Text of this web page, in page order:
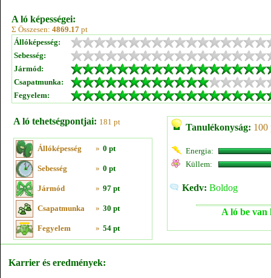
A ló képességei:
Σ Összesen: 4869.17 pt
Állóképesség:
Sebesség:
Jármód:
Csapatmunka:
Fegyelem:
A ló tehetségpontjai: 181 pt
Állóképesség » 0 pt
Sebesség » 0 pt
Jármód » 97 pt
Csapatmunka » 30 pt
Fegyelem » 54 pt
Tanulékonyság: 100
Energia:
Küllem:
Kedv: Boldog
A ló be van
Karrier és eredmények: